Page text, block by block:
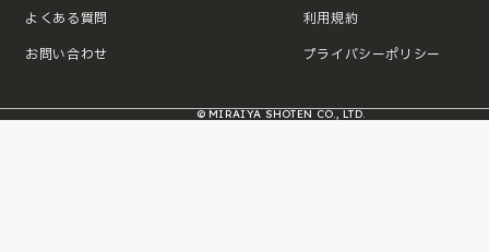
よくある質問
お問い合わせ
利用規約
プライバシーポリシー
© MIRAIYA SHOTEN CO., LTD.